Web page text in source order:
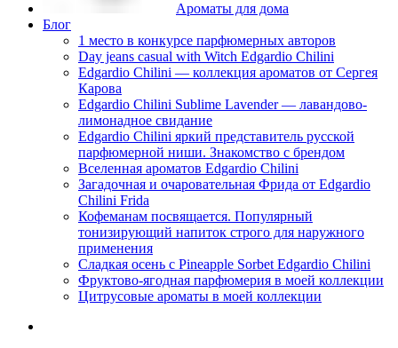
Ароматы для дома
Блог
1 место в конкурсе парфюмерных авторов
Day jeans casual with Witch Edgardio Chilini
Edgardio Chilini — коллекция ароматов от Сергея
Карова
Edgardio Chilini Sublime Lavender — лавандово-
лимонадное свидание
Edgardio Chilini яркий представитель русской
парфюмерной ниши. Знакомство с брендом
Вселенная ароматов Edgardio Chilini
Загадочная и очаровательная Фрида от Edgardio
Chilini Frida
Кофеманам посвящается. Популярный
тонизирующий напиток строго для наружного
применения
Сладкая осень с Pineapple Sorbet Edgardio Chilini
Фруктово-ягодная парфюмерия в моей коллекции
​Цитрусовые ароматы в моей коллекции